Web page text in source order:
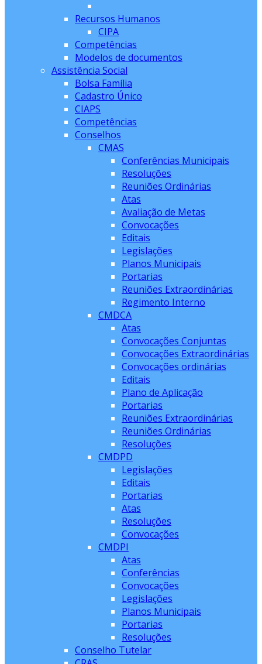
Recursos Humanos
CIPA
Competências
Modelos de documentos
Assistência Social
Bolsa Família
Cadastro Único
CIAPS
Competências
Conselhos
CMAS
Conferências Municipais
Resoluções
Reuniões Ordinárias
Atas
Avaliação de Metas
Convocações
Editais
Legislações
Planos Municipais
Portarias
Reuniões Extraordinárias
Regimento Interno
CMDCA
Atas
Convocações Conjuntas
Convocações Extraordinárias
Convocações ordinárias
Editais
Plano de Aplicação
Portarias
Reuniões Extraordinárias
Reuniões Ordinárias
Resoluções
CMDPD
Legislações
Editais
Portarias
Atas
Resoluções
Convocações
CMDPI
Atas
Conferências
Convocações
Legislações
Planos Municipais
Portarias
Resoluções
Conselho Tutelar